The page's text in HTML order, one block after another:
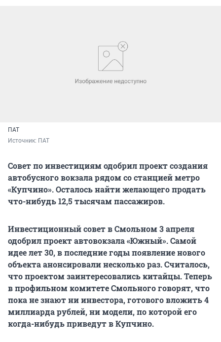
ПАТ
Источник: ПАТ
Совет по инвестициям одобрил проект создания
автобусного вокзала рядом со станцией метро
«Купчино». Осталось найти желающего продать
что-нибудь 12,5 тысячам пассажиров.
Инвестиционный совет в Смольном 3 апреля
одобрил проект автовокзала «Южный». Самой
идее лет 30, в последние годы появление нового
объекта анонсировали несколько раз. Считалось,
что проектом заинтересовались китайцы. Теперь
в профильном комитете Смольного говорят, что
пока не знают ни инвестора, готового вложить 4
миллиарда рублей, ни модели, по которой его
когда-нибудь приведут в Купчино.